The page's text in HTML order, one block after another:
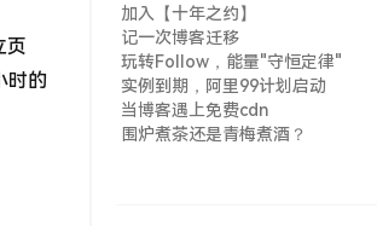
页
时的
加入【十年之约】
记一次博客迁移
玩转Follow，能量"守恒定律"
实例到期，阿里99计划启动
当博客遇上免费cdn
围炉煮茶还是青梅煮酒？